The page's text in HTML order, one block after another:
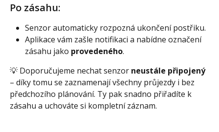
Po zásahu:
Senzor automaticky rozpozná ukončení postřiku.
Aplikace vám zašle notifikaci a nabídne označení
zásahu jako provedeného.
💡 Doporučujeme nechat senzor neustále připojený
– díky tomu se zaznamenají všechny průjezdy i bez
předchozího plánování. Ty pak snadno přiřadíte k
zásahu a uchováte si kompletní záznam.